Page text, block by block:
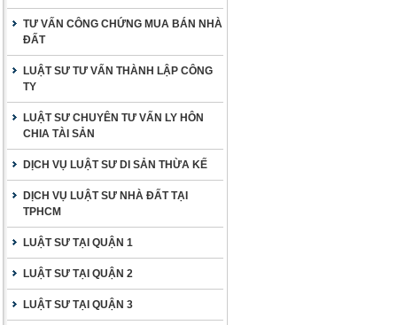
TƯ VẤN CÔNG CHỨNG MUA BÁN NHÀ
ĐẤT
LUẬT SƯ TƯ VẤN THÀNH LẬP CÔNG
TY
LUẬT SƯ CHUYÊN TƯ VẤN LY HÔN
CHIA TÀI SẢN
DỊCH VỤ LUẬT SƯ DI SẢN THỪA KẾ
DỊCH VỤ LUẬT SƯ NHÀ ĐẤT TẠI
TPHCM
LUẬT SƯ TẠI QUẬN 1
LUẬT SƯ TẠI QUẬN 2
LUẬT SƯ TẠI QUẬN 3